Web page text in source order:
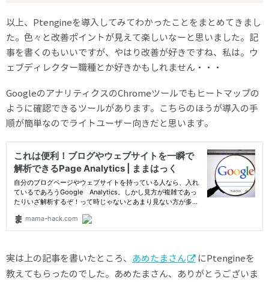
以上、Ptengineを導入してみてわかったことをまとめてきまし
た。色々と改善ポイントが見えて楽しいなーと思いました。記
事を書くのもいいですが、やはり改善が好きですね、私は。ウ
ェブディレクター職種とか好きかもしれません・・・
GoogleのアナリティクスのChromeツールでもヒートマップの
ように確認できるツールがあります。こちらのほうが導入の手
順が簡単なのでライトユーザー向きだと思います。
実は上の記事を書いたところ、 あめたまさん
にPtengineを
教えてもらったのでした。あめたまさん、ありがとうございま